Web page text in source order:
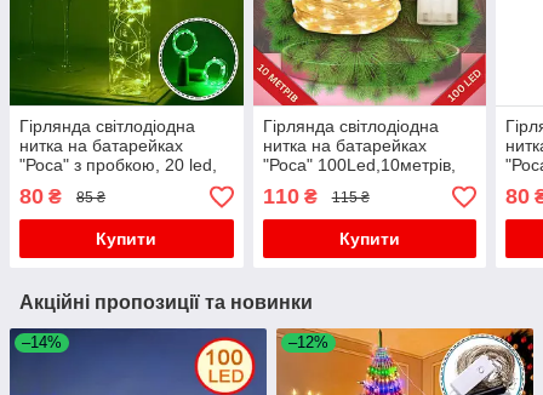
Гірлянда світлодіодна
нитка на батарейках
"Роса" з пробкою, 20 led,
80 ₴ 85 ₴
Купити
Гірлянда світлодіодна
нитка на батарейках
"Роса" 100Led,10метрів,
110₴ 115 ₴
Купити
80
Акційні пропозиції та новинки
–14% –12%